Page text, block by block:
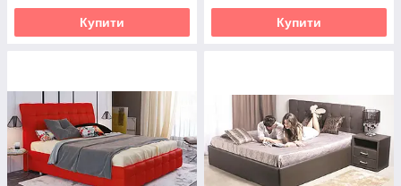
Купити Купити